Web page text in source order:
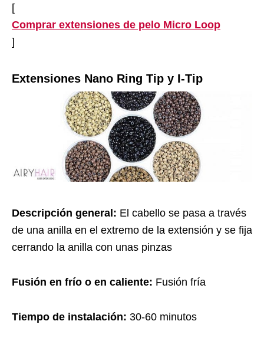
[
Comprar extensiones de pelo Micro Loop
]
Extensiones Nano Ring Tip y I-Tip
Descripción general: El cabello se pasa a través
de una anilla en el extremo de la extensión y se fija
cerrando la anilla con unas pinzas
Fusión en frío o en caliente: Fusión fría
Tiempo de instalación: 30-60 minutos